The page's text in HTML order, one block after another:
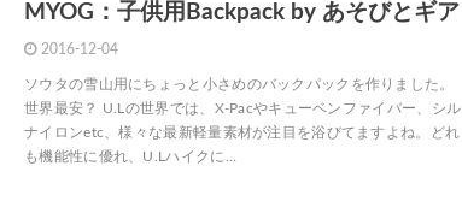
MYOG：子供用Backpack by あそびとギア
2016-12-04
ソウタの雪山用にちょっと小さめのバックパックを作りました。
世界最安？ U.Lの世界では、X-Pacやキューベンファイバー、シル
ナイロンetc、様々な最新軽量素材が注目を浴びてますよね。どれ
も機能性に優れ、U.Lハイクに…